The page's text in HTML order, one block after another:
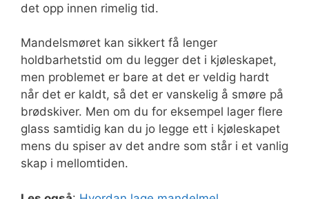
det opp innen rimelig tid.
Mandelsmøret kan sikkert få lenger
holdbarhetstid om du legger det i kjøleskapet,
men problemet er bare at det er veldig hardt
når det er kaldt, så det er vanskelig å smøre på
brødskiver. Men om du for eksempel lager flere
glass samtidig kan du jo legge ett i kjøleskapet
mens du spiser av det andre som står i et vanlig
skap i mellomtiden.